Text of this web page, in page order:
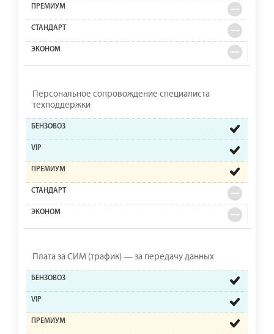
Персональное сопровождение специалиста
техподдержки
Плата за СИМ (трафик) — за передачу данных